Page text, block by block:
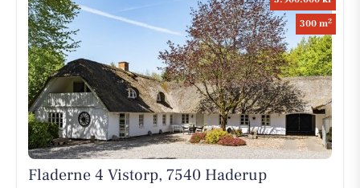
300 m2
Fladerne 4 Vistorp, 7540 Haderup